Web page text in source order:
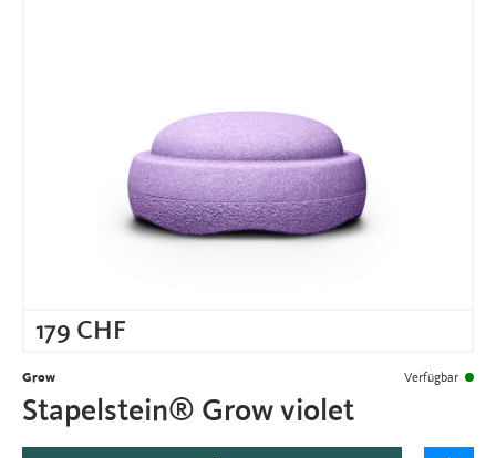
179 CHF
Grow Verfügbar
Stapelstein® Grow violet